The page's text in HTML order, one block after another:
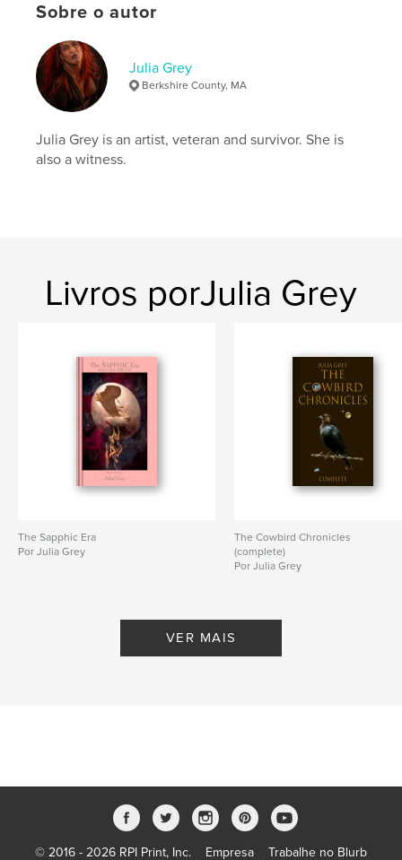
Capa dura com ImageWrap: 9781389330926
Capa dura, Sobrecapa: 9781389330919
Data de publicação:nov 20, 2017
IdiomaEnglish
Palavras-chavee
photos , transgender , self portrait , PTSD
Sobre o autor
Julia Grey
Berkshire County, MA
Julia Grey is an artist, veteran and survivor. She is
also a witness.
Livros porJulia Grey
The Sapphic Era
Por Julia Grey
The Cowbird Chronicles
(complete)
Por Julia Grey
VER MAIS
© 2016 - 2026 RPI Print, Inc. Empresa Trabalhe no Blurb